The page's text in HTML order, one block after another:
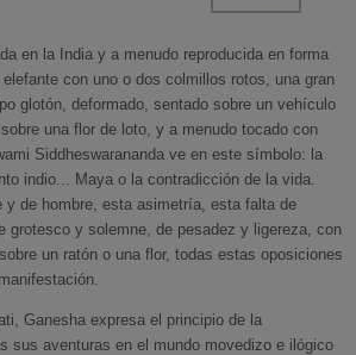
en la India y a menudo reproducida en forma
con uno o dos colmillos rotos, una gran
glotón, deformado, sentado sobre un vehículo
una flor de loto, y a menudo tocado con
Siddheswarananda ve en este símbolo: la
indio... Maya o la contradicción de la vida.
y de hombre, esta asimetría, esta falta de
grotesco y solemne, de pesadez y ligereza, con
un ratón o una flor, todas estas oposiciones
Ganesha expresa el principio de la
sus aventuras en el mundo movedizo e ilógico